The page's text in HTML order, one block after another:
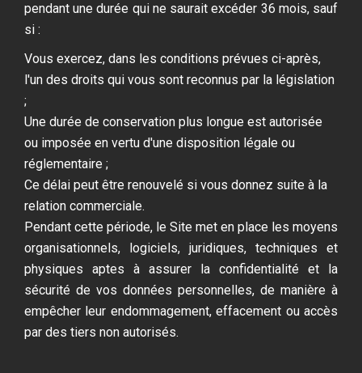
pendant une durée qui ne saurait excéder 36 mois, sauf
si :
Vous exercez, dans les conditions prévues ci-après,
l'un des droits qui vous sont reconnus par la législation
;
Une durée de conservation plus longue est autorisée
ou imposée en vertu d'une disposition légale ou
réglementaire ;
Ce délai peut être renouvelé si vous donnez suite à la
relation commerciale.
Pendant cette période, le Site met en place les moyens
organisationnels, logiciels, juridiques, techniques et
physiques aptes à assurer la confidentialité et la
sécurité de vos données personnelles, de manière à
empêcher leur endommagement, effacement ou accès
par des tiers non autorisés.